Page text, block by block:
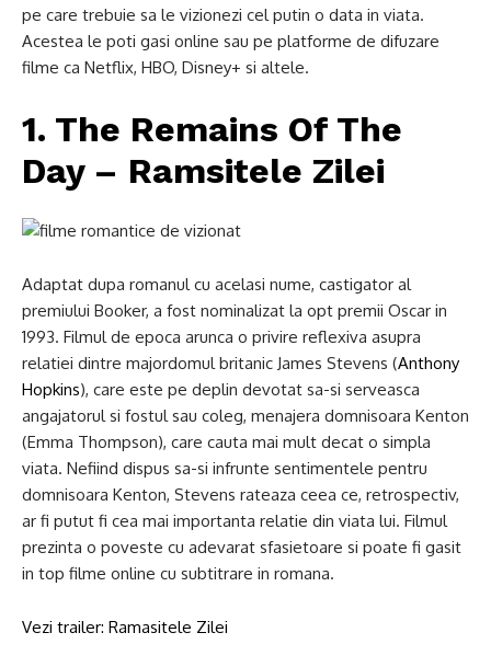
pe care trebuie sa le vizionezi cel putin o data in viata.
Acestea le poti gasi online sau pe platforme de difuzare
filme ca Netflix, HBO, Disney+ si altele.
1. The Remains Of The
Day – Ramsitele Zilei
Adaptat dupa romanul cu acelasi nume, castigator al
premiului Booker, a fost nominalizat la opt premii Oscar in
1993. Filmul de epoca arunca o privire reflexiva asupra
relatiei dintre majordomul britanic James Stevens (Anthony
Hopkins), care este pe deplin devotat sa-si serveasca
angajatorul si fostul sau coleg, menajera domnisoara Kenton
(Emma Thompson), care cauta mai mult decat o simpla
viata. Nefiind dispus sa-si infrunte sentimentele pentru
domnisoara Kenton, Stevens rateaza ceea ce, retrospectiv,
ar fi putut fi cea mai importanta relatie din viata lui. Filmul
prezinta o poveste cu adevarat sfasietoare si poate fi gasit
in top filme online cu subtitrare in romana.
Vezi trailer: Ramasitele Zilei